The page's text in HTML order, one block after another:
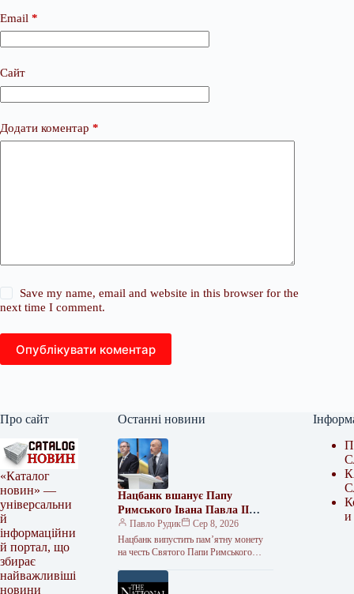
Email *
Сайт
Додати коментар *
Save my name, email and website in this browser for the
next time I comment.
Опублікувати коментар
Про сайт
«Каталог
новин» —
універсальни
й
інформаційни
й портал, що
збирає
найважливіші
новини
Останні новини
Нацбанк вшанує Папу
Римського Івана Павла II
пам’ятною монетою
Павло Рудик
Сер 8, 2026
Нацбанк випустить пам’ятну монету
на честь Святого Папи Римського
монету, присвячену…
и